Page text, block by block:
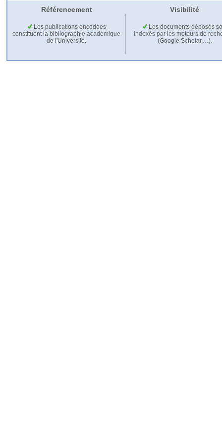
Référencement Visibilité
Les publications encodées
constituent la bibliographie académique
de l'Université.
Les documents déposés
indexés par les moteurs de
(Google Scholar,…).